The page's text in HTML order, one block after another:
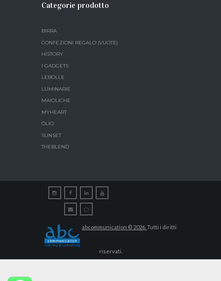
Categorie prodotto
BIRRA
CONFEZIONI REGALO (VUOTE)
HISTORY
I GADGETS
LEBOLLE
LUMINARIE
MAIOLICHE
MYHEART
OLIO
SUNSET
THEBLEND
abcommunication © 2026. Tutti i diritti
riservati.